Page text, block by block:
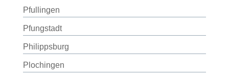
Pfullingen
Pfungstadt
Philippsburg
Plochingen